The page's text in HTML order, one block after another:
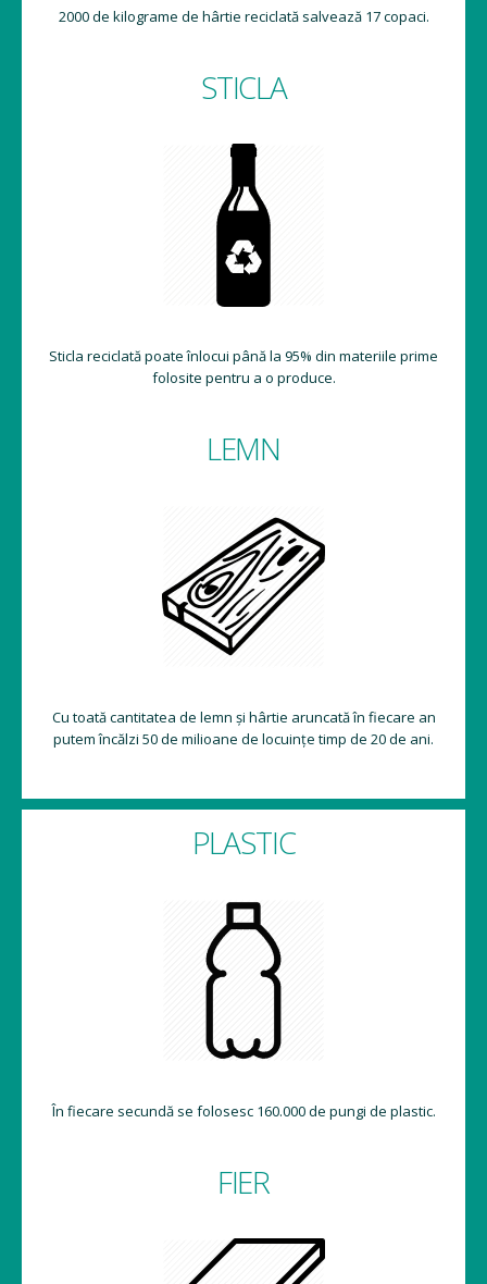
2000 de kilograme de hârtie reciclată salvează 17 copaci.
STICLA
Sticla reciclată poate înlocui până la 95% din materiile prime
folosite pentru a o produce.
LEMN
Cu toată cantitatea de lemn și hârtie aruncată în fiecare an
putem încălzi 50 de milioane de locuințe timp de 20 de ani.
PLASTIC
În fiecare secundă se folosesc 160.000 de pungi de plastic.
FIER